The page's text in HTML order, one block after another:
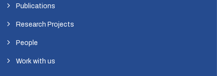
Publications
Research Projects
People
Work with us